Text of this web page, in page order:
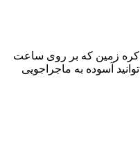
کره زمین که بر روی ساعت
آسوده به ماجراجویی